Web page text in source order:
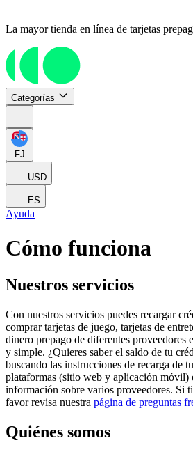
La mayor tienda en línea de tarjetas
Categorías
FJ
USD
ES
Ayuda
Cómo funciona
Nuestros servicios
Con nuestros servicios puedes recargar
comprar tarjetas de juego, tarjetas de
dinero prepago de diferentes proveedores
y simple. ¿Quieres saber el saldo de tu
buscando las instrucciones de recarga de
plataformas (sitio web y aplicación móvil)
información sobre varios proveedores. Si
favor revisa nuestra página de preguntas
Quiénes somos